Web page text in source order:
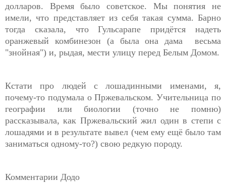
долларов. Время было советское. Мы понятия не
имели, что представляет из себя такая сумма. Барно
тогда сказала, что Гульсарапе придётся надеть
оранжевый комбинезон (а была она дама весьма
"знойная") и, рыдая, мести улицу перед Белым Домом.
Кстати про людей с лошадинными именами, я,
почему-то подумала о Пржевальском. Учительница по
географии или биологии (точно не помню)
рассказывала, как Пржевальский жил один в степи с
лошадями и в результате вывел (чем ему ещё было там
заниматься одному-то?) свою редкую породу.
Комментарии Додо